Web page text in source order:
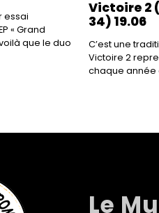
essai
« Grand
que le duo
Victoire 2
34) 19.06
C’est une
Victoire 2
chaque année
Le